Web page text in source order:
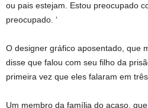
ou pais estejam. Estou preocupado
preocupado. ‘
O designer gráfico aposentado, que
disse que falou com seu filho da
primeira vez que eles falaram em
Um membro da família do acaso,